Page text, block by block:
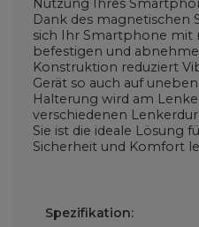
Nutzung Ihres
Dank des magnetischen
sich Ihr Smartphone mit
befestigen und
Konstruktion reduziert
Gerät so auch auf
Halterung wird am
verschiedenen
Sie ist die ideale Lösung
Sicherheit und Komfort
Spezifikation: